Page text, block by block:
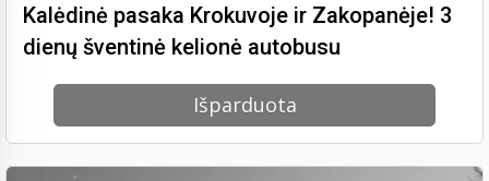
Kalėdinė pasaka Krokuvoje ir Zakopanėje! 3
dienų šventinė kelionė autobusu
Išparduota